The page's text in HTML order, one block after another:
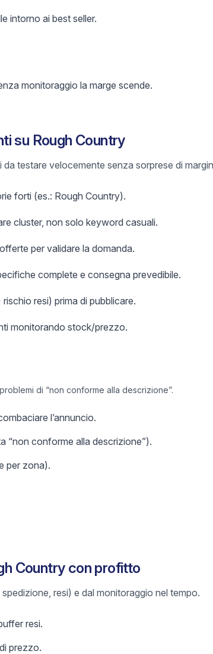
intorno ai best seller.
monitoraggio la marge scende.
su Rough Country
testare velocemente senza sorprese di
forti (es.: Rough Country).
cluster, non solo keyword casuali.
per validare la domanda.
complete e consegna prevedibile.
resi) prima di pubblicare.
monitorando stock/prezzo.
di “non conforme alla descrizione”.
l’annuncio.
“non conforme alla descrizione”).
per zona).
Country con profitto
resi) e dal monitoraggio nel tempo.
resi.
prezzo.